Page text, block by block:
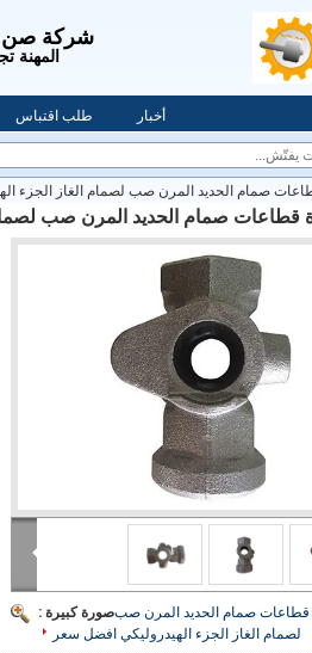
شركة صن
المهنة
طلب اقتباس أخبار
صمام الحديد المرن صب لصمام الغاز الجزء
قطاعات صمام الحديد المرن صب لصمام
صورة كبيرة :قطاعات صمام الحديد المرن صب
لصمام الغاز الجزء الهيدروليكي افضل سعر